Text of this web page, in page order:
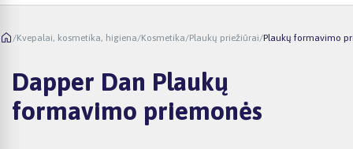
/Kvepalai, kosmetika, higiena/Kosmetika/Plaukų priežiūrai/Plaukų formavimo
Dapper Dan Plaukų
formavimo priemonės